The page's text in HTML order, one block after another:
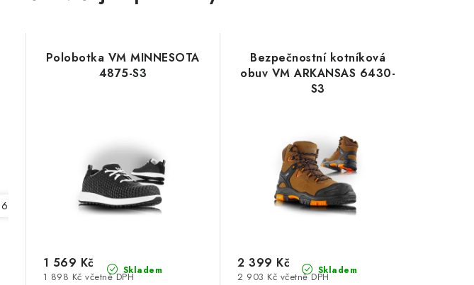
62
Polobotka VM MINNESOTA
4875-S3
Skladem
1 898 Kč včetně DPH
1 569 Kč
Bezpečnostní kotníková
obuv VM ARKANSAS 6430-
S3
Skladem
2 903 Kč včetně DPH
2 399 Kč